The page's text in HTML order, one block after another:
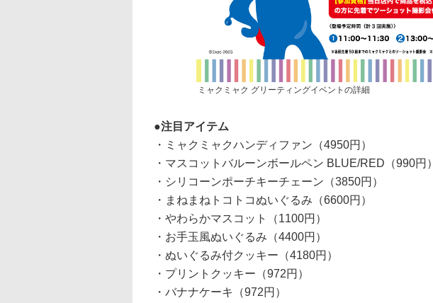
ミャクミャク グリーティングイベントの詳細
注目アイテム
・ミャクミャクハンディファン（4950円）
・マスコットバルーンボールペン BLUE/RED（990円）
・シリコーンポーチキーチェーン（3850円）
・まねまねトコトコぬいぐるみ（6600円）
・やわらかマスコット（1100円）
・お手玉風ぬいぐるみ（4400円）
・ぬいぐるみ付クッキー（4180円）
・プリントクッキー（972円）
・バナナケーキ（972円）